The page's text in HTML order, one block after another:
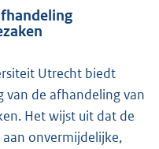
Utrecht biedt
de afhandeling van
Het wijst uit dat de
onvermijdelijke,